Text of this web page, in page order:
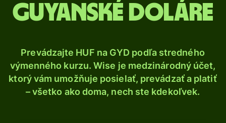
guyanské doláre
Prevádzajte HUF na GYD podľa stredného
výmenného kurzu. Wise je medzinárodný účet,
ktorý vám umožňuje posielať, prevádzať a platiť
– všetko ako doma, nech ste kdekoľvek.